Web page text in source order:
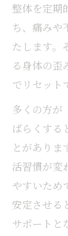
可
的
整
す
整
信頼で
信
ト
整
用
整体を定期
ち、痛みや
たします。
る身体の歪
でリセット
多くの方が
ばらくする
とがありま
活習慣が変
やすいため
安定させる
サポートと